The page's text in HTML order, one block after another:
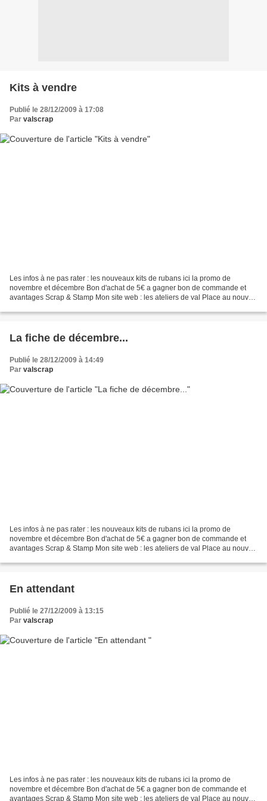
Kits à vendre
Publié le 28/12/2009 à 17:08
Par valscrap
Les infos à ne pas rater : les nouveaux kits de rubans ici la promo de
novembre et décembre Bon d'achat de 5€ a gagner bon de commande et
avantages Scrap & Stamp Mon site web : les ateliers de val Place au nouvel
~~~~~~~~~~~~~~~~~~~~~~~~~~~~~~~~~~~~~~~~~~~~~~~~~~~~~~~~~~~
La fiche de décembre...
Publié le 28/12/2009 à 14:49
Par valscrap
Les infos à ne pas rater : les nouveaux kits de rubans ici la promo de
novembre et décembre Bon d'achat de 5€ a gagner bon de commande et
avantages Scrap & Stamp Mon site web : les ateliers de val Place au nouvel
~~~~~~~~~~~~~~~~~~~~~~~~~~~~~~~~~~~~~~~~~~~~~~~~~~~~~~~~~~~
En attendant
Publié le 27/12/2009 à 13:15
Par valscrap
Les infos à ne pas rater : les nouveaux kits de rubans ici la promo de
novembre et décembre Bon d'achat de 5€ a gagner bon de commande et
avantages Scrap & Stamp Mon site web : les ateliers de val Place au nouvel